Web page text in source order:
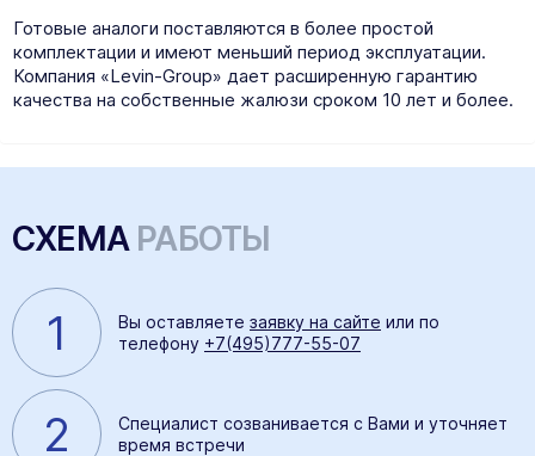
Готовые аналоги поставляются в более простой
комплектации и имеют меньший период эксплуатации.
Компания «Levin-Group» дает расширенную гарантию
качества на собственные жалюзи сроком 10 лет и более.
СХЕМАРАБОТЫ
1 Вы оставляете заявку на сайте или по
телефону +7(495)777-55-07
2
Специалист созванивается с Вами и уточняет
время встречи